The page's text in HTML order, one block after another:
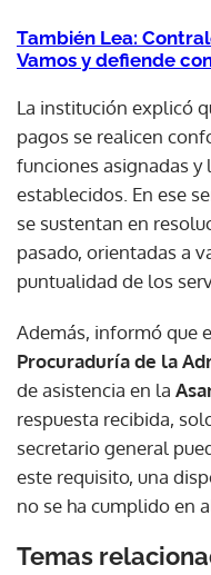
También Lea:
Vamos y defiende
La institución explicó
pagos se realicen
funciones asignadas
establecidos. En ese
se sustentan en
pasado, orientadas a
puntualidad de los
Además, informó que
Procuraduría de la
de asistencia en la
respuesta recibida,
secretario general
este requisito, una
no se ha cumplido en
Temas